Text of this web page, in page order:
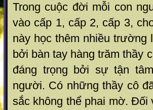
Trong cuộc đời mỗi con
vào cấp 1, cấp 2, cấp 3,
này học thêm nhiều
bởi bàn tay hàng trăm thầy
đáng trọng bởi sự tận
người. Có những thầy cô
sắc không thể phai mờ.